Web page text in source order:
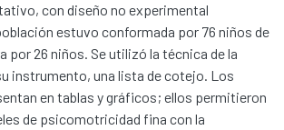
con diseño no experimental
estuvo conformada por 76 niños de
por 26 niños. Se utilizó la técnica de la
instrumento, una lista de cotejo. Los
en tablas y gráficos; ellos permitieron
de psicomotricidad fina con la